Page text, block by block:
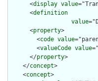
      <
display value
      <
definition
value
      <
property>
        <
code value
        <
valueCode value
      </
property>
    </
concept>
    <
concept>